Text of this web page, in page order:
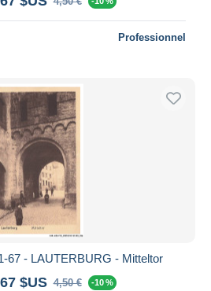
Professionnel
67 - LAUTERBURG - Mitteltor
$US 4,50 € -10 %